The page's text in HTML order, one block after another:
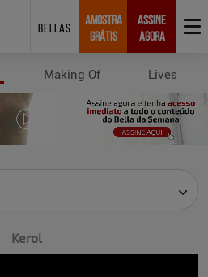
BELLAS
AMOSTRA
GRÁTIS
ASSINE
AGORA
Making Of Lives
Kerol